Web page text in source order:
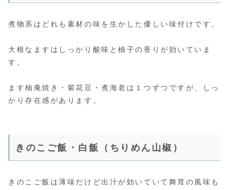
煮物系はどれも素材の味を生かした優しい味付けです。
大根なますはしっかり酸味と柚子の香りが効いていま
す。
ます柚庵焼き・紫花豆・煮海老は１つずつですが、しっ
かり存在感があります。
きのこご飯・白飯（ちりめん山椒）
きのこご飯は薄味だけど出汁が効いていて舞茸の風味も